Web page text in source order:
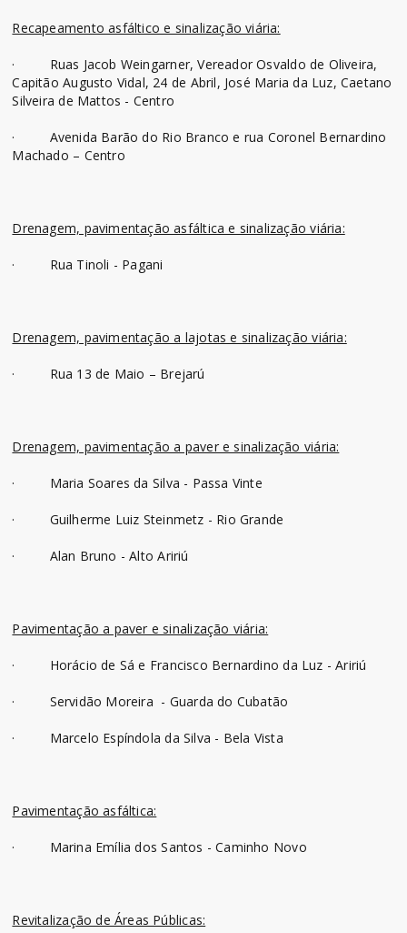
Recapeamento asfáltico e sinalização viária:
· Ruas Jacob Weingarner, Vereador Osvaldo de Oliveira,
Capitão Augusto Vidal, 24 de Abril, José Maria da Luz, Caetano
Silveira de Mattos - Centro
· Avenida Barão do Rio Branco e rua Coronel Bernardino
Machado – Centro
Drenagem, pavimentação asfáltica e sinalização viária:
· Rua Tinoli - Pagani
Drenagem, pavimentação a lajotas e sinalização viária:
· Rua 13 de Maio – Brejarú
Drenagem, pavimentação a paver e sinalização viária:
· Maria Soares da Silva - Passa Vinte
· Guilherme Luiz Steinmetz - Rio Grande
· Alan Bruno - Alto Aririú
Pavimentação a paver e sinalização viária:
· Horácio de Sá e Francisco Bernardino da Luz - Aririú
· Servidão Moreira - Guarda do Cubatão
· Marcelo Espíndola da Silva - Bela Vista
Pavimentação asfáltica:
· Marina Emília dos Santos - Caminho Novo
Revitalização de Áreas Públicas: